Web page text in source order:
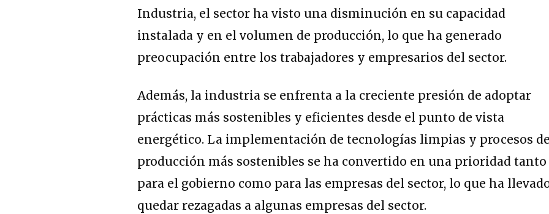
Industria, el sector ha visto una disminución en su capacidad
instalada y en el volumen de producción, lo que ha generado
preocupación entre los trabajadores y empresarios del sector.
Además, la industria se enfrenta a la creciente presión de adoptar
prácticas más sostenibles y eficientes desde el punto de vista
energético. La implementación de tecnologías limpias y procesos
producción más sostenibles se ha convertido en una prioridad tanto
para el gobierno como para las empresas del sector, lo que ha
quedar rezagadas a algunas empresas del sector.